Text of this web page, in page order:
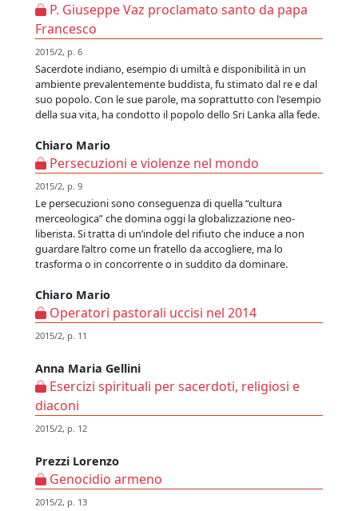
P. Giuseppe Vaz proclamato santo da papa
Francesco
2015/2, p. 6
Sacerdote indiano, esempio di umiltà e disponibilità in un
ambiente prevalentemente buddista, fu stimato dal re e dal
suo popolo. Con le sue parole, ma soprattutto con l'esempio
della sua vita, ha condotto il popolo dello Sri Lanka alla fede.
Chiaro Mario
Persecuzioni e violenze nel mondo
2015/2, p. 9
Le persecuzioni sono conseguenza di quella “cultura
merceologica” che domina oggi la globalizzazione neo-
liberista. Si tratta di un’indole del rifiuto che induce a non
guardare l’altro come un fratello da accogliere, ma lo
trasforma o in concorrente o in suddito da dominare.
Chiaro Mario
Operatori pastorali uccisi nel 2014
2015/2, p. 11
Anna Maria Gellini
Esercizi spirituali per sacerdoti, religiosi e
diaconi
2015/2, p. 12
Prezzi Lorenzo
Genocidio armeno
2015/2, p. 13